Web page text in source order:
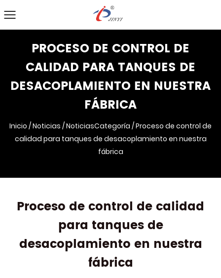
PROCESO DE CONTROL DE
CALIDAD PARA TANQUES DE
DESACOPLAMIENTO EN NUESTRA
FÁBRICA
Inicio /Noticias /NoticiasCategoría /Proceso de control de
calidad para tanques de desacoplamiento en nuestra
fábrica
Proceso de control de calidad
para tanques de
desacoplamiento en nuestra
fábrica